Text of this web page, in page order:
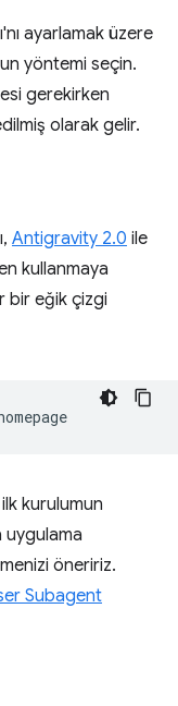
ayarlamak üzere
yöntemi seçin.
gerekirken
olarak gelir.
Antigravity 2.0 ile
kullanmaya
bir eğik çizgi
kurulumun
uygulama
öneririz.
Subagent